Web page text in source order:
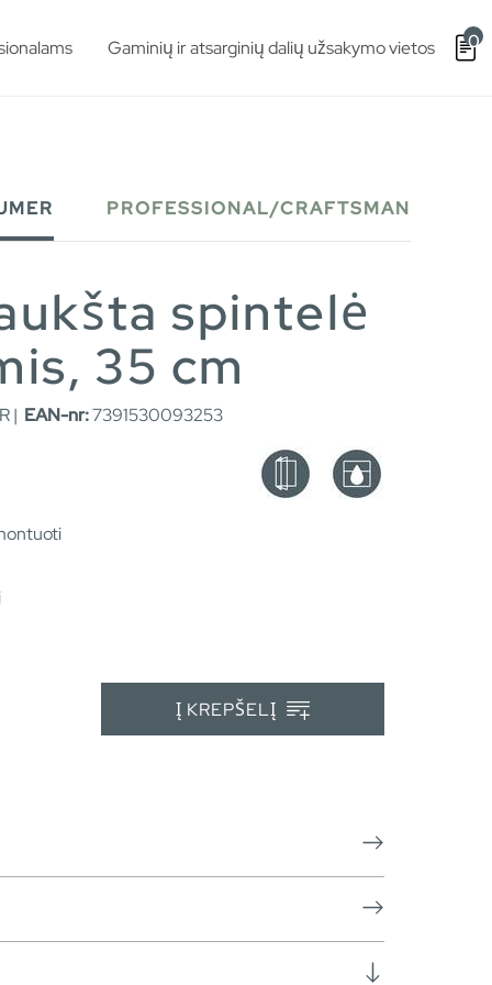
Gaminių ir atsarginių dalių užsakymo vietos 0
PROFESSIONAL/CRAFTSMAN
spintelė
35 cm
| EAN-nr:7391530093253
Į KREPŠELĮ